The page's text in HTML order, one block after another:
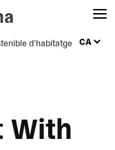
d’habitatge
With